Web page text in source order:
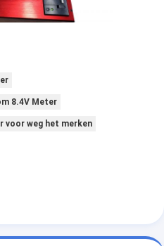
8.4V Meter
voor weg het merken